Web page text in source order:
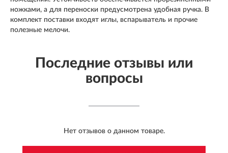
ножками, а для переноски предусмотрена удобная ручка. В
комплект поставки входят иглы, вспарыватель и прочие
полезные мелочи.
Последние отзывы или
вопросы
Нет отзывов о данном товаре.